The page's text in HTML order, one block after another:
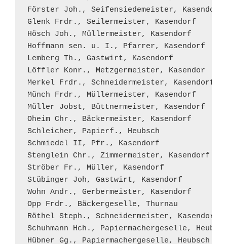
Förster Joh., Seifensiedemeister, Kasendorf
Glenk Frdr., Seilermeister, Kasendorf
Hösch Joh., Müllermeister, Kasendorf
Hoffmann sen. u. I., Pfarrer, Kasendorf
Lemberg Th., Gastwirt, Kasendorf
Löffler Konr., Metzgermeister, Kasendor
Merkel Frdr., Schneidermeister, Kasendorf
Münch Frdr., Müllermeister, Kasendorf
Müller Jobst, Büttnermeister, Kasendorf
Oheim Chr., Bäckermeister, Kasendorf
Schleicher, Papierf., Heubsch
Schmiedel II, Pfr., Kasendorf
Stenglein Chr., Zimmermeister, Kasendorf
Ströber Fr., Müller, Kasendorf
Stübinger Joh, Gastwirt, Kasendorf
Wohn Andr., Gerbermeister, Kasendorf
Opp Frdr., Bäckergeselle, Thurnau
Röthel Steph., Schneidermeister, Kasendorf
Schuhmann Hch., Papiermachergeselle,
Hübner Gg., Papiermachergeselle, Heubsch